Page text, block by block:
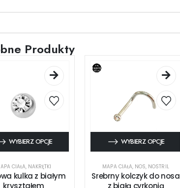
Produkty
WYBIERZ OPCJE
CIAŁA, NAKRĘTKI
kulka z białym
kryształem
WYBIERZ OPCJE
MAPA CIAŁA, NOS, NOSTRIL
Srebrny kolczyk do nosa
z białą cyrkonią